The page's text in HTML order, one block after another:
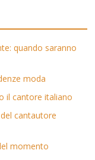
quando saranno
moda
il cantore italiano
cantautore
momento